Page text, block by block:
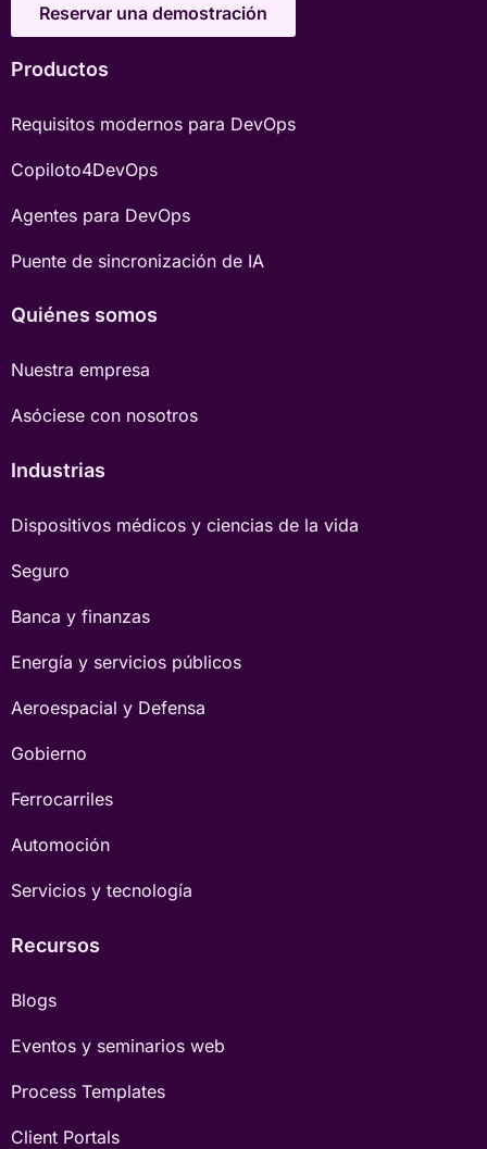
Reservar una demostración
Productos
Requisitos modernos para DevOps
Copiloto4DevOps
Agentes para DevOps
Puente de sincronización de IA
Quiénes somos
Nuestra empresa
Asóciese con nosotros
Industrias
Dispositivos médicos y ciencias de la vida
Seguro
Banca y finanzas
Energía y servicios públicos
Aeroespacial y Defensa
Gobierno
Ferrocarriles
Automoción
Servicios y tecnología
Recursos
Blogs
Eventos y seminarios web
Process Templates
Client Portals